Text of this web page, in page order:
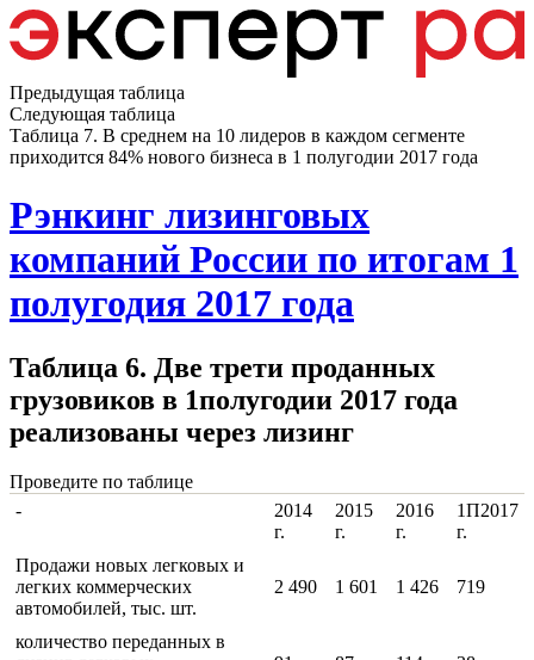
Предыдущая таблица
Следующая таблица
Таблица 7. В среднем на 10 лидеров в каждом сегменте
приходится 84% нового бизнеса в 1 полугодии 2017 года
Рэнкинг лизинговых
компаний России по итогам 1
полугодия 2017 года
Таблица 6. Две трети проданных
грузовиков в 1полугодии 2017 года
реализованы через лизинг
Проведите по таблице
-
2014
г.
2015
г.
2016
г.
1П2017
г.
Продажи новых легковых и
легких коммерческих
автомобилей, тыс. шт.
2 490 1 601 1 426 719
количество переданных в